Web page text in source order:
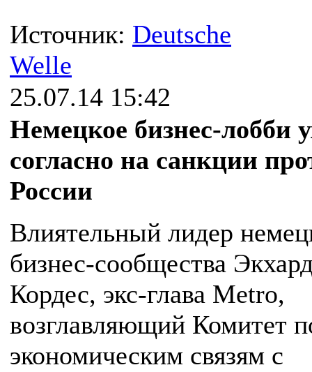
Источник: Deutsche
Welle
25.07.14 15:42
Немецкое бизнес-лобби
согласно на санкции
России
Влиятельный лидер
бизнес-сообщества
Кордес, экс-глава Metro,
возглавляющий Комитет
экономическим связям с